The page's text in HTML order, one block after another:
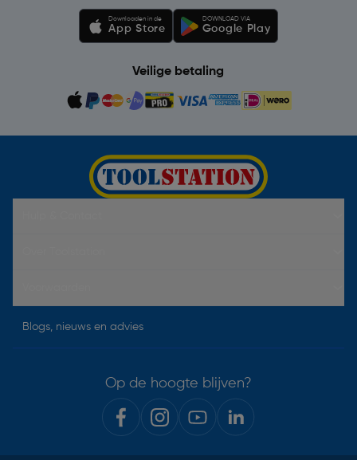
Downloaden in de
App Store
DOWNLOAD VIA
Google Play
Veilige betaling
Blogs, nieuws en advies
Op de hoogte blijven?